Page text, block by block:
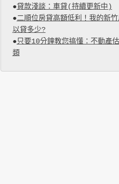
●貸款淺談：車貸(持續更新中)
●二順位房貸高額低利！我的新竹
以貸多少?
●只要10分鐘教您搞懂：不動產
類